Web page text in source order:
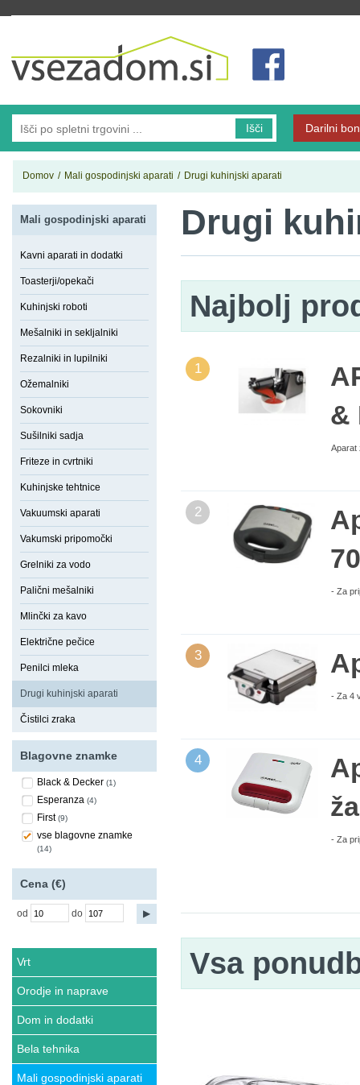
Išči Darilni
Domov / Mali gospodinjski aparati / Drugi kuhinjski aparati
Mali gospodinjski aparati
Kavni aparati in dodatki
Toasterji/opekači
Kuhinjski roboti
Mešalniki in sekljalniki
Rezalniki in lupilniki
Ožemalniki
Sokovniki
Sušilniki sadja
Friteze in cvrtniki
Kuhinjske tehtnice
Vakuumski aparati
Vakumski pripomočki
Grelniki za vodo
Palični mešalniki
Mlinčki za kavo
Električne pečice
Penilci mleka
Drugi kuhinjski aparati
Čistilci zraka
Blagovne znamke
Black & Decker (1)
Esperanza (4)
First(9)
vse blagovne znamke
(14)
Cena (€)
od do
Vrt
Orodje in naprave
Dom in dodatki
Bela tehnika
Mali gospodinjski aparati
Drugi
Najbolj
1
&
Aparat
2
- Za
3
- Za 4
4
- Za
Vsa